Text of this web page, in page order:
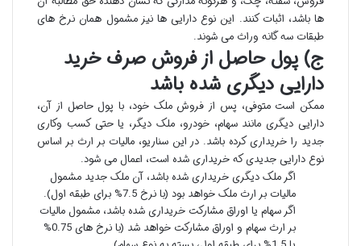
ها باشد، اثبات کنند. این نوع دارایی ها نیز مشمول همان نرخ های
طبقات سه گانه وراث می شوند.
ج) پول حاصل از فروش صرف خرید
دارایی دیگری شده باشد
ممکن است متوفی، پس از فروش ملک خود، با پول حاصل از آن،
دارایی دیگری مانند سهام، خودرو، ملک دیگر، یا حتی کسب وکاری
جدید را خریداری کرده باشد. در این سناریو، مالیات بر ارث بر اساس
نوع دارایی جدیدی که خریداری شده است، اعمال می شود.
اگر ملک دیگری خریداری شده باشد، آن ملک جدید مشمول
مالیات بر ارث ملک خواهد بود (با نرخ 7.5% برای طبقه اول).
اگر سهام یا اوراق مشارکت خریداری شده باشد، مشمول مالیات
بر ارث سهام و اوراق مشارکت خواهد شد (با نرخ های 0.75%